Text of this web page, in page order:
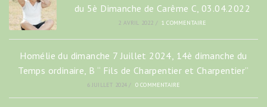
du 5è Dimanche de Carême C, 03.04.2022
2 AVRIL 2022 / 1 COMMENTAIRE
Homélie du dimanche 7 Juillet 2024, 14è dimanche du
Temps ordinaire, B “ Fils de Charpentier et Charpentier”
6 JUILLET 2024 / 0 COMMENTAIRE